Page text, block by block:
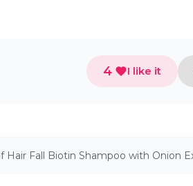
4 I like it
Hair Fall Biotin Shampoo with Onion